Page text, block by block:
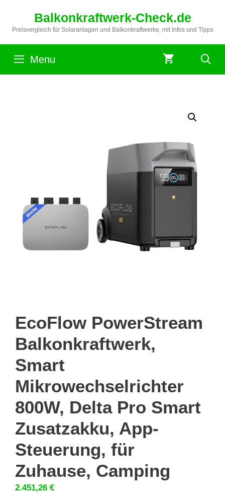
springen
Balkonkraftwerk-Check.de
Preisvergleich für Solaranlagen und Balkonkraftwerke, mit Infos und Tipps
Menu
EcoFlow PowerStream
Balkonkraftwerk,
Smart
Mikrowechselrichter
800W, Delta Pro Smart
Zusatzakku, App-
Steuerung, für
Zuhause, Camping
2.451,26 €